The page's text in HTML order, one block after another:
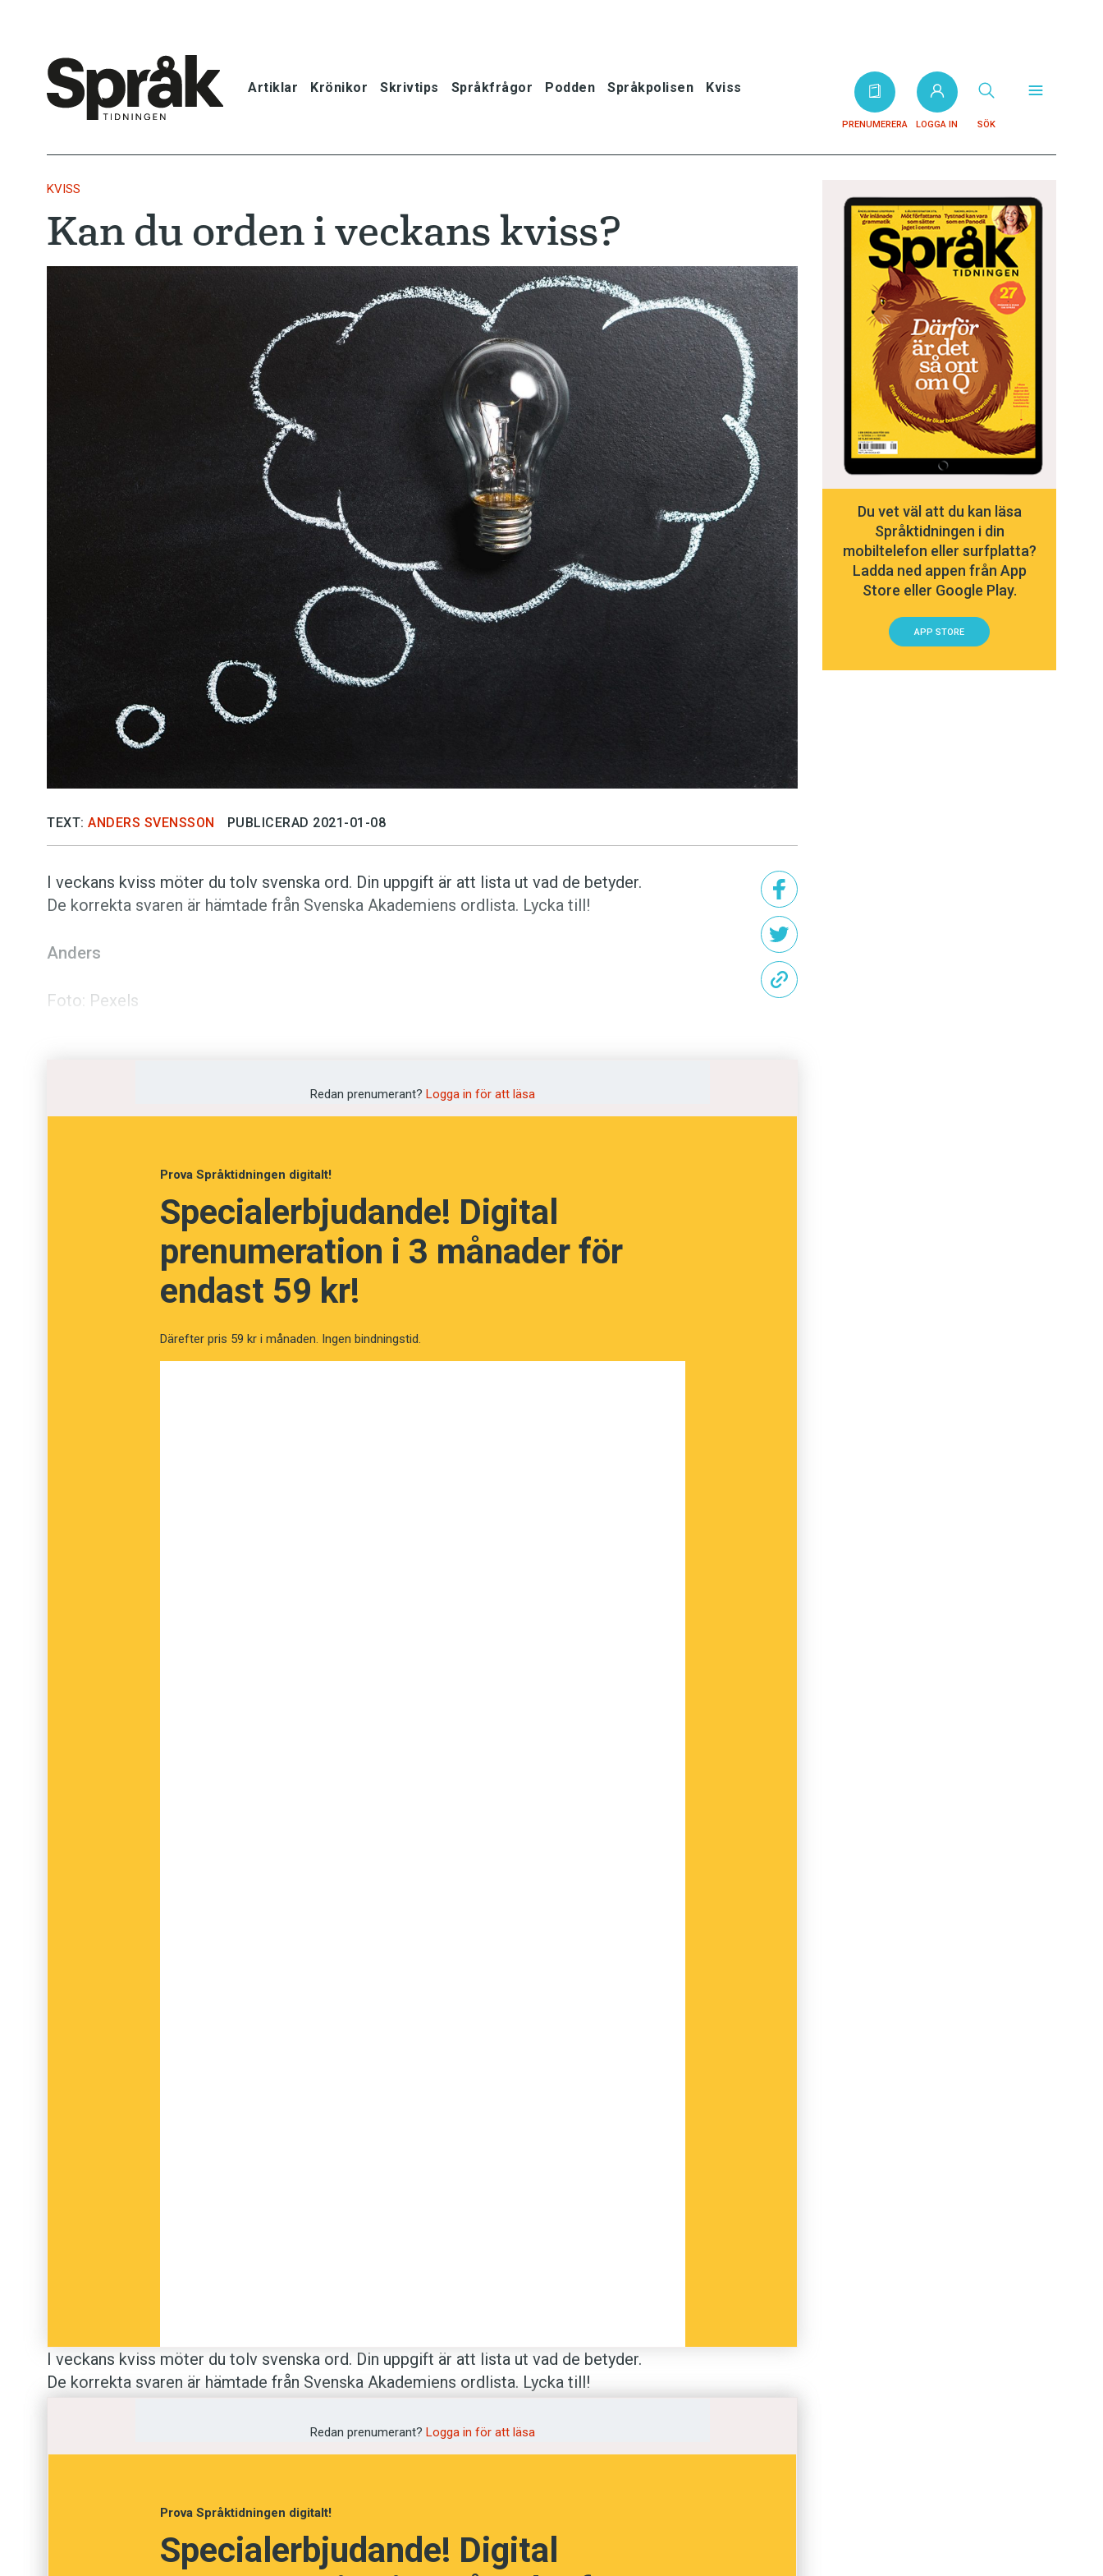
Artiklar Krönikor Skrivtips Språkfrågor Podden Språkpolisen Kviss
PRENUMERERA LOGGA IN SÖK
Krönikor
Språkfrågor
Skrivtips
Bokrecensioner
Kviss
Podden
Anmäl till språkpolisen
Föreslå nyord
Annonsera
Prenumerera
Läs Språktidningen digitalt
Press
KVISS
Kan du orden i veckans kviss?
TEXT: ANDERS SVENSSON PUBLICERAD 2021-01-08
I veckans kviss möter du tolv svenska ord. Din uppgift är att lista ut vad de betyder.
De korrekta svaren är hämtade från Svenska Akademiens ordlista. Lycka till!
Anders
Foto: Pexels
Vet du vad orden betyder? (Kviss #225)
24
Kultivera
Redan prenumerant? Logga in för att läsa
Prova Språktidningen digitalt!
Specialerbjudande! Digital
prenumeration i 3 månader för
endast 59 kr!
Därefter pris 59 kr i månaden. Ingen bindningstid.
I veckans kviss möter du tolv svenska ord. Din uppgift är att lista ut vad de betyder.
De korrekta svaren är hämtade från Svenska Akademiens ordlista. Lycka till!
Prenumerera! Pröva 2 nummer av Språktidningen för 99 kronor.
Redan prenumerant? Logga in för att läsa
Prova Språktidningen digitalt!
Specialerbjudande! Digital
Du vet väl att du kan läsa
Språktidningen i din
mobiltelefon eller surfplatta?
Ladda ned appen från App
Store eller Google Play.
APP STORE